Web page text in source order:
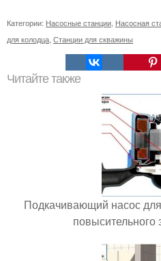
Категории: Насосные станции Насосная
для колодца Станции для скважины
Читайте также
Подкачивающий насос
повысительного